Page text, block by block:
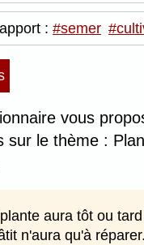
: #semer
vous
sur le thème :
aura tôt ou
n'aura qu'à réparer.